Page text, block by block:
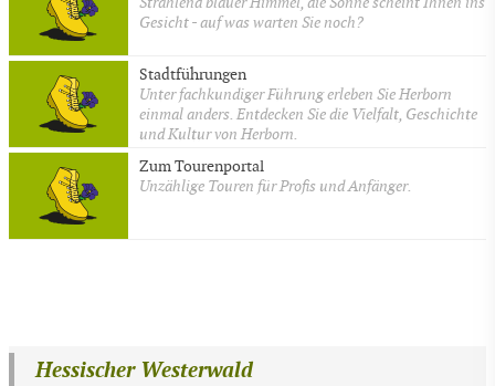
Gesicht - auf was warten Sie noch?
Stadtführungen
Unter fachkundiger Führung erleben Sie Herborn
einmal anders. Entdecken Sie die Vielfalt, Geschichte
und Kultur von Herborn.
Zum Tourenportal
Unzählige Touren für Profis und Anfänger.
Hessischer Westerwald